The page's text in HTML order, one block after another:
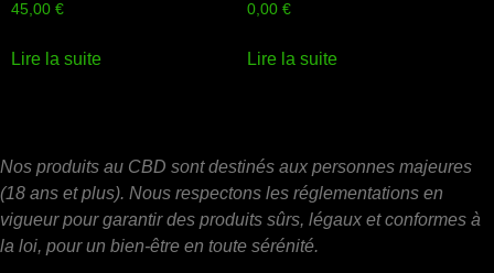
45,00 €
Lire la suite
0,00 €
Lire la suite
Nos produits au CBD sont destinés aux personnes majeures
(18 ans et plus). Nous respectons les réglementations en
vigueur pour garantir des produits sûrs, légaux et conformes à
la loi, pour un bien-être en toute sérénité.